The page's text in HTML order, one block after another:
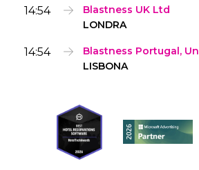
14:54
Blastness UK Ltd
LONDRA
14:54
Blastness Portugal,
LISBONA